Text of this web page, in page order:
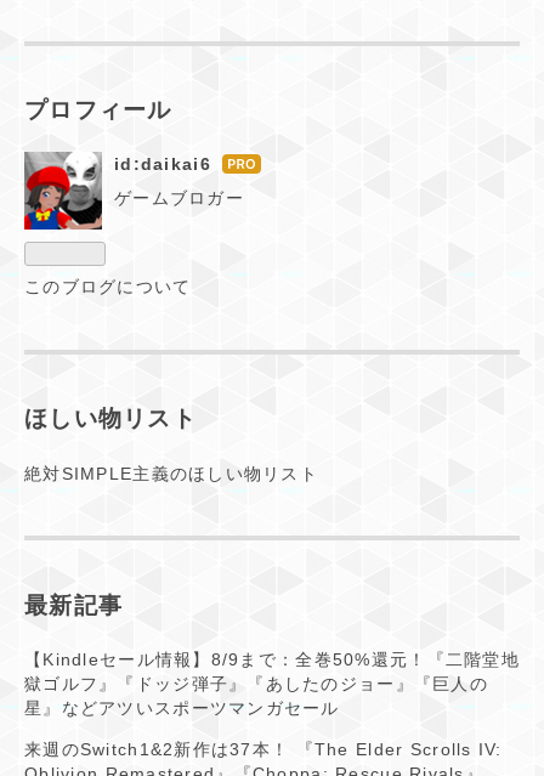
プロフィール
id:daikai6
はて
なブ
ゲームブロガー
このブログについて
ほしい物リスト
絶対SIMPLE主義のほしい物リスト
最新記事
【Kindleセール情報】8/9まで：全巻50%還元！『二階堂地
獄ゴルフ』『ドッジ弾子』『あしたのジョー』『巨人の
星』などアツいスポーツマンガセール
来週のSwitch1&2新作は37本！ 『The Elder Scrolls IV: